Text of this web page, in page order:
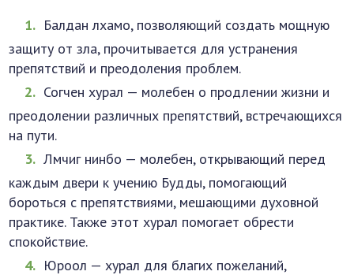
Балдан лхамо, позволяющий создать мощную
защиту от зла, прочитывается для устранения
препятствий и преодоления проблем.
Согчен хурал — молебен о продлении жизни и
преодолении различных препятствий, встречающихся
на пути.
Лмчиг нинбо — молебен, открывающий перед
каждым двери к учению Будды, помогающий
бороться с препятствиями, мешающими духовной
практике. Также этот хурал помогает обрести
спокойствие.
Юроол — хурал для благих пожеланий,